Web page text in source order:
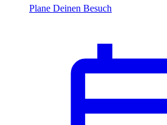
Plane Deinen Besuch